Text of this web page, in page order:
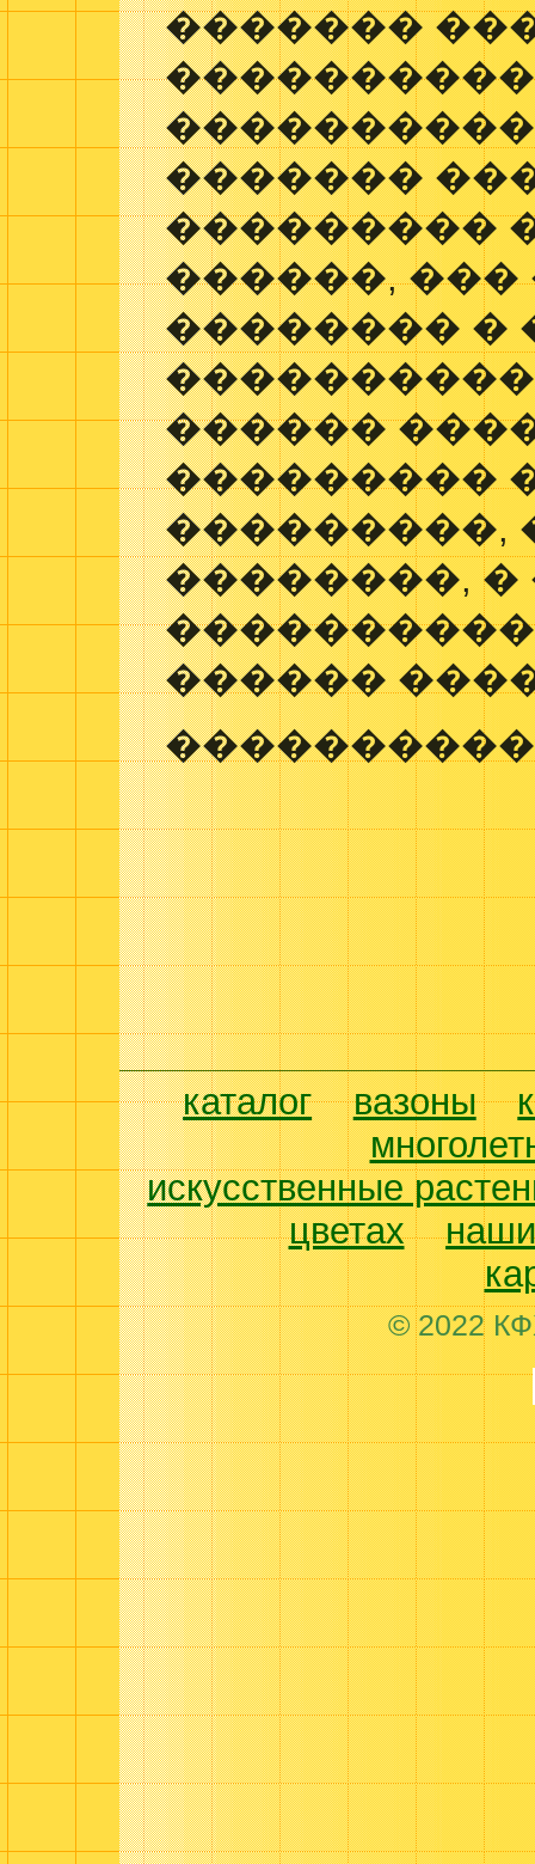
�������
�������
���������
������,
�������� �
������
���������
���������,
��������, �
������
каталог вазоны
искусственные
цветах
© 2022